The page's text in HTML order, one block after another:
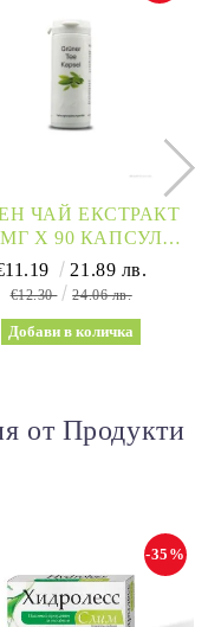
ЧАЙ ЕКСТРАКТ
МГ Х 90 КАПСУЛИ
KARL MINCK
21.89 лв.
€12.30 24.06 лв.
от Продукти
-35%